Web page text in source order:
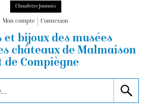
Claudette Joannis
Mon compte Connexion
bijoux des musées
châteaux de Malmaison
de Compiègne